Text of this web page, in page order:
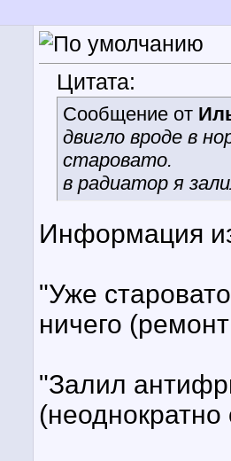
Цитата:
Сообщение от
двигло вроде в
старовато.
в радиатор я
Информация
"Уже
ничего
"Залил